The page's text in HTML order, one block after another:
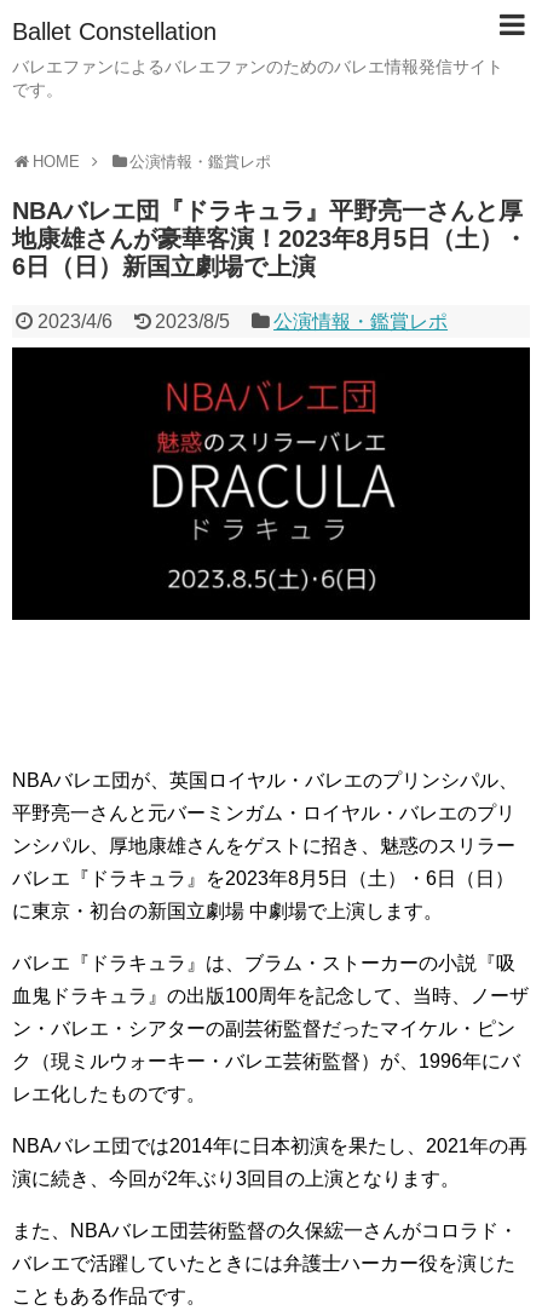
Ballet Constellation
バレエファンによるバレエファンのためのバレエ情報発信サイト
です。
HOME 公演情報・鑑賞レポ
NBAバレエ団『ドラキュラ』平野亮一さんと厚
地康雄さんが豪華客演！2023年8月5日（土）・
6日（日）新国立劇場で上演
2023/4/6 2023/8/5 公演情報・鑑賞レポ
NBAバレエ団が、英国ロイヤル・バレエのプリンシパル、
平野亮一さんと元バーミンガム・ロイヤル・バレエのプリ
ンシパル、厚地康雄さんをゲストに招き、魅惑のスリラー
バレエ『ドラキュラ』を2023年8月5日（土）・6日（日）
に東京・初台の新国立劇場 中劇場で上演します。
バレエ『ドラキュラ』は、ブラム・ストーカーの小説『吸
血鬼ドラキュラ』の出版100周年を記念して、当時、ノーザ
ン・バレエ・シアターの副芸術監督だったマイケル・ピン
ク（現ミルウォーキー・バレエ芸術監督）が、1996年にバ
レエ化したものです。
NBAバレエ団では2014年に日本初演を果たし、2021年の再
演に続き、今回が2年ぶり3回目の上演となります。
また、NBAバレエ団芸術監督の久保綋一さんがコロラド・
バレエで活躍していたときには弁護士ハーカー役を演じた
こともある作品です。